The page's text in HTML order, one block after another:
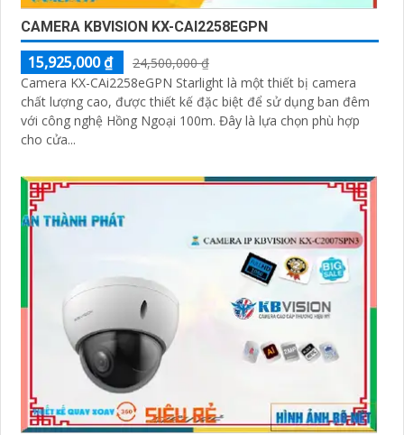
CAMERA KBVISION KX-CAI2258EGPN
15,925,000 ₫
24,500,000 ₫
Camera KX-CAi2258eGPN Starlight là một thiết bị camera
chất lượng cao, được thiết kế đặc biệt để sử dụng ban đêm
với công nghệ Hồng Ngoại 100m. Đây là lựa chọn phù hợp
cho cửa...